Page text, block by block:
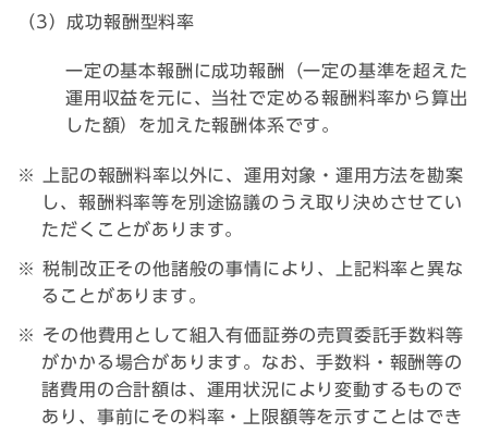
（3）成功報酬型料率
一定の基本報酬に成功報酬（一定の基準を超えた
運用収益を元に、当社で定める報酬料率から算出
した額）を加えた報酬体系です。
上記の報酬料率以外に、運用対象・運用方法を勘案
し、報酬料率等を別途協議のうえ取り決めさせてい
ただくことがあります。
税制改正その他諸般の事情により、上記料率と異な
ることがあります。
その他費用として組入有価証券の売買委託手数料等
がかかる場合があります。なお、手数料・報酬等の
諸費用の合計額は、運用状況により変動するもので
あり、事前にその料率・上限額等を示すことはでき